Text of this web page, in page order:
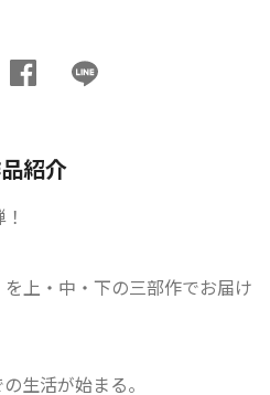
紹介
上・中・下の三部作でお届け
生活が始まる。